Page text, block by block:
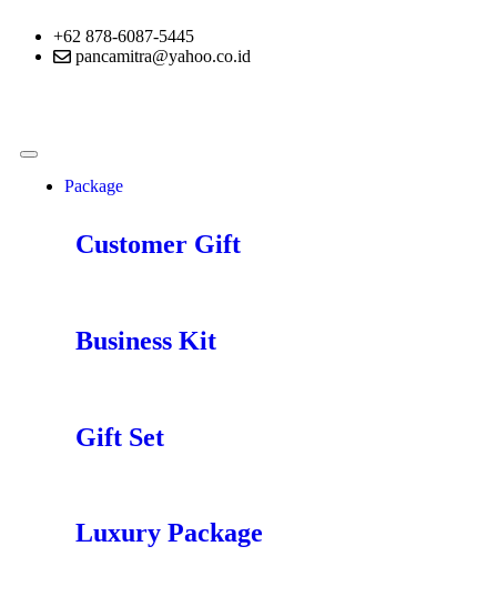
+62 878-6087-5445
pancamitra@yahoo.co.id
Package
Customer Gift
Business Kit
Gift Set
Luxury Package